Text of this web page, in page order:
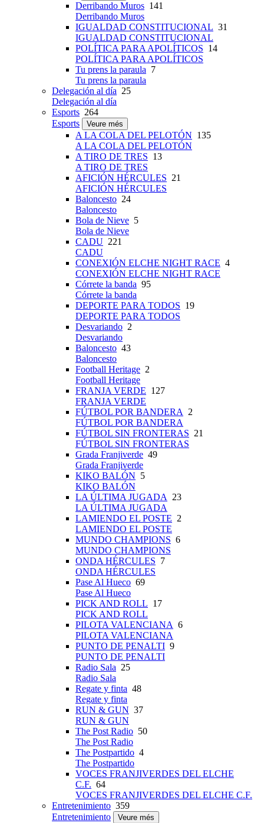
Derribando Muros 141
Derribando Muros
IGUALDAD CONSTITUCIONAL 31
IGUALDAD CONSTITUCIONAL
POLÍTICA PARA APOLÍTICOS 14
POLÍTICA PARA APOLÍTICOS
Tu prens la paraula 7
Tu prens la paraula
Delegación al día 25
Delegación al día
Esports 264
Esports
Veure més
A LA COLA DEL PELOTÓN 135
A LA COLA DEL PELOTÓN
A TIRO DE TRES 13
A TIRO DE TRES
AFICIÓN HÉRCULES 21
AFICIÓN HÉRCULES
Baloncesto 24
Baloncesto
Bola de Nieve 5
Bola de Nieve
CADU 221
CADU
CONEXIÓN ELCHE NIGHT RACE 4
CONEXIÓN ELCHE NIGHT RACE
Córrete la banda 95
Córrete la banda
DEPORTE PARA TODOS 19
DEPORTE PARA TODOS
Desvariando 2
Desvariando
Baloncesto 43
Baloncesto
Football Heritage 2
Football Heritage
FRANJA VERDE 127
FRANJA VERDE
FÚTBOL POR BANDERA
2
FÚTBOL POR BANDERA
FÚTBOL SIN FRONTERAS 21
FÚTBOL SIN FRONTERAS
Grada Franjiverde 49
Grada Franjiverde
KIKO BALÓN 5
KIKO BALÓN
LA ÚLTIMA JUGADA
23
LA ÚLTIMA JUGADA
LAMIENDO EL POSTE 2
LAMIENDO EL POSTE
MUNDO CHAMPIONS 6
MUNDO CHAMPIONS
ONDA HÉRCULES 7
ONDA HÉRCULES
Pase Al Hueco 69
Pase Al Hueco
PICK AND ROLL 17
PICK AND ROLL
PILOTA VALENCIANA 6
PILOTA VALENCIANA
PUNTO DE PENALTI 9
PUNTO DE PENALTI
Radio Sala 25
Radio Sala
Regate y finta 48
Regate y finta
RUN & GUN 37
RUN & GUN
The Post Radio 50
The Post Radio
The Postpartido 4
The Postpartido
VOCES FRANJIVERDES DEL ELCHE
C.F. 64
VOCES FRANJIVERDES DEL ELCHE C.F.
Entretenimiento 359
Entretenimiento
Veure més